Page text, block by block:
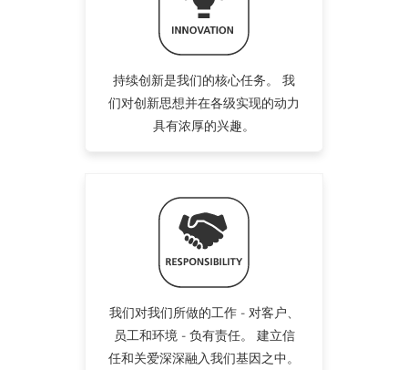
持续创新是我们的核心任务。 我
们对创新思想并在各级实现的动力
具有浓厚的兴趣。
我们对我们所做的工作 - 对客户、
员工和环境 - 负有责任。 建立信
任和关爱深深融入我们基因之中。